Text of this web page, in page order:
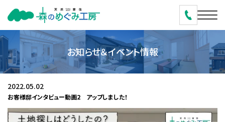
お知らせ＆イベント情報
2022.05.02
お客様邸インタビュー動画2 アップしました！